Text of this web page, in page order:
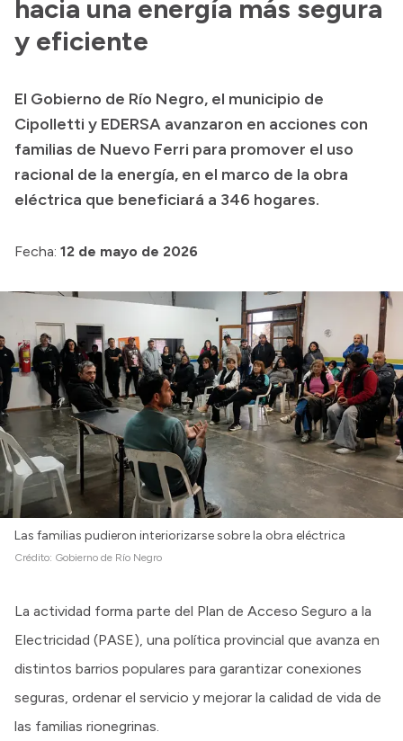
Presupuesto
Boletín Oficial
Compras y licitaciones
Consulta de expedientes
Convocatorias
Intranet
Login
hacia una energía más segura
y eficiente
El Gobierno de Río Negro, el municipio de
Cipolletti y EDERSA avanzaron en acciones con
familias de Nuevo Ferri para promover el uso
racional de la energía, en el marco de la obra
eléctrica que beneficiará a 346 hogares.
Fecha: 12 de mayo de 2026
Las familias pudieron interiorizarse sobre la obra eléctrica
Crédito: Gobierno de Río Negro
La actividad forma parte del Plan de Acceso Seguro a la
Electricidad (PASE), una política provincial que avanza en
distintos barrios populares para garantizar conexiones
seguras, ordenar el servicio y mejorar la calidad de vida de
las familias rionegrinas.